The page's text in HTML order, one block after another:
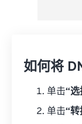
如何将
单击“选
单击“转